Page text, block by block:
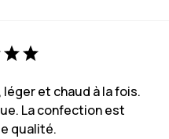
et chaud à la fois.
La confection est
qualité.